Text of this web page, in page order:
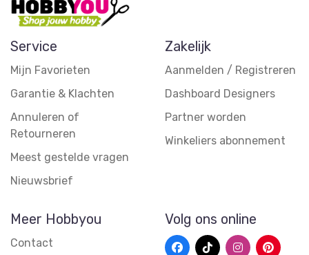
Service
Mijn Favorieten
Garantie & Klachten
Annuleren of
Retourneren
Meest gestelde vragen
Nieuwsbrief
Zakelijk
Aanmelden / Registreren
Dashboard Designers
Partner worden
Winkeliers abonnement
Meer Hobbyou
Contact
Volg ons online